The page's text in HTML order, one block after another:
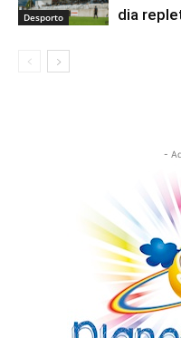
Desporto
dia
-